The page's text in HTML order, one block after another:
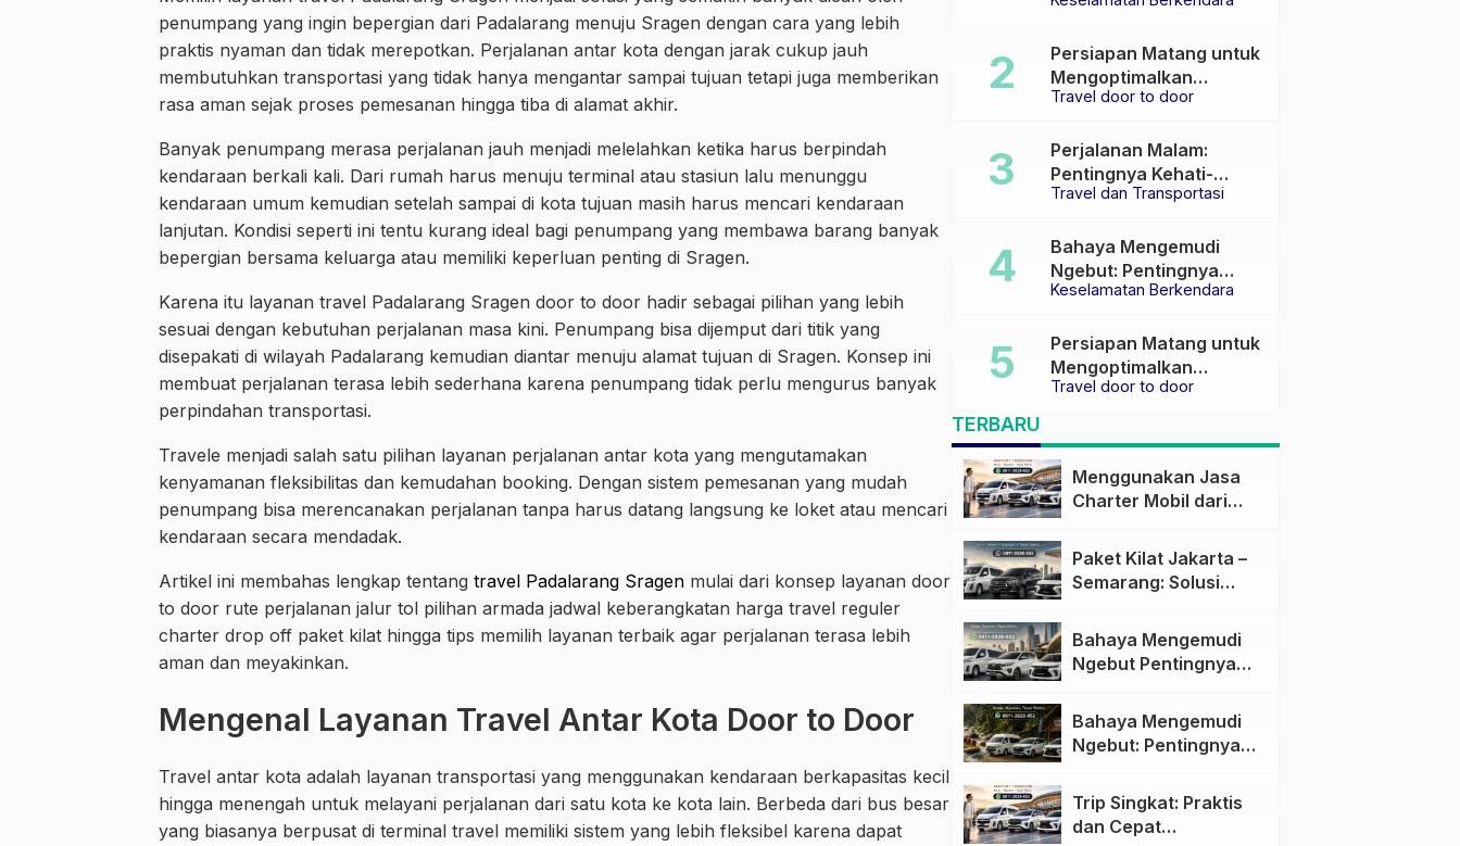
penumpang yang ingin bepergian dari Padalarang menuju Sragen dengan cara yang lebih
praktis nyaman dan tidak merepotkan. Perjalanan antar kota dengan jarak cukup jauh
membutuhkan transportasi yang tidak hanya mengantar sampai tujuan tetapi juga memberikan
rasa aman sejak proses pemesanan hingga tiba di alamat akhir.
Banyak penumpang merasa perjalanan jauh menjadi melelahkan ketika harus berpindah
kendaraan berkali kali. Dari rumah harus menuju terminal atau stasiun lalu menunggu
kendaraan umum kemudian setelah sampai di kota tujuan masih harus mencari kendaraan
lanjutan. Kondisi seperti ini tentu kurang ideal bagi penumpang yang membawa barang banyak
bepergian bersama keluarga atau memiliki keperluan penting di Sragen.
Karena itu layanan travel Padalarang Sragen door to door hadir sebagai pilihan yang lebih
sesuai dengan kebutuhan perjalanan masa kini. Penumpang bisa dijemput dari titik yang
disepakati di wilayah Padalarang kemudian diantar menuju alamat tujuan di Sragen. Konsep ini
membuat perjalanan terasa lebih sederhana karena penumpang tidak perlu mengurus banyak
perpindahan transportasi.
Travele menjadi salah satu pilihan layanan perjalanan antar kota yang mengutamakan
kenyamanan fleksibilitas dan kemudahan booking. Dengan sistem pemesanan yang mudah
penumpang bisa merencanakan perjalanan tanpa harus datang langsung ke loket atau mencari
kendaraan secara mendadak.
Artikel ini membahas lengkap tentang travel Padalarang Sragen mulai dari konsep layanan door
to door rute perjalanan jalur tol pilihan armada jadwal keberangkatan harga travel reguler
charter drop off paket kilat hingga tips memilih layanan terbaik agar perjalanan terasa lebih
aman dan meyakinkan.
Mengenal Layanan Travel Antar Kota Door to Door
Travel antar kota adalah layanan transportasi yang menggunakan kendaraan berkapasitas kecil
hingga menengah untuk melayani perjalanan dari satu kota ke kota lain. Berbeda dari bus besar
yang biasanya berpusat di terminal travel memiliki sistem yang lebih fleksibel karena dapat
Travel door to door
Persiapan Matang untuk
Mengoptimalkan
Pengalaman Travel
Travel dan Transportasi
Perjalanan Malam:
Pentingnya Kehati-
hatian dan Pemilihan
Keselamatan Berkendara
Bahaya Mengemudi
Ngebut: Pentingnya
Keselamatan di Jalan
Travel door to door
Persiapan Matang untuk
Mengoptimalkan
Pengalaman Travel
TERBARU
Menggunakan Jasa
Charter Mobil dari
Nyaman dan Fleksibel
Paket Kilat Jakarta –
Semarang: Solusi
Efisien
Bahaya Mengemudi
Ngebut Pentingnya
raya
Bahaya Mengemudi
Ngebut: Pentingnya
Trip Singkat: Praktis
dan Cepat